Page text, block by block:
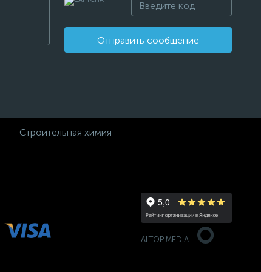
Отправить сообщение
Строительная химия
ALTOP MEDIA